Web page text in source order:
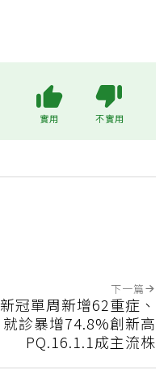
實用 不實用
下一篇
新冠單周新增62重症、
就診暴增74.8%創新高
PQ.16.1.1成主流株